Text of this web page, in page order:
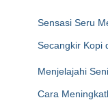
Sensasi Seru
Secangkir Kopi
Menjelajahi
Cara